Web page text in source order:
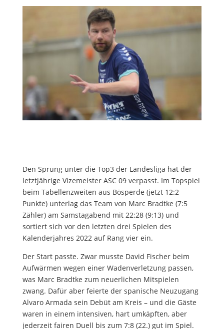
Den Sprung unter die Top3 der Landesliga hat der
letztjährige Vizemeister ASC 09 verpasst. Im Topspiel
beim Tabellenzweiten aus Bösperde (jetzt 12:2
Punkte) unterlag das Team von Marc Bradtke (7:5
Zähler) am Samstagabend mit 22:28 (9:13) und
sortiert sich vor den letzten drei Spielen des
Kalenderjahres 2022 auf Rang vier ein.
Der Start passte. Zwar musste David Fischer beim
Aufwärmen wegen einer Wadenverletzung passen,
was Marc Bradtke zum neuerlichen Mitspielen
zwang. Dafür aber feierte der spanische Neuzugang
Alvaro Armada sein Debüt am Kreis – und die Gäste
waren in einem intensiven, hart umkäpften, aber
jederzeit fairen Duell bis zum 7:8 (22.) gut im Spiel.